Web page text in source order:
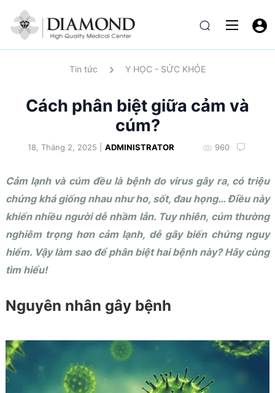
Tin tức Y HỌC - SỨC KHỎE
Cách phân biệt giữa cảm và
cúm?
18, Tháng 2, 2025 | ADMINISTRATOR 960
Cảm lạnh và cúm đều là bệnh do virus gây ra, có triệu
chứng khá giống nhau như ho, sốt, đau họng… Điều này
khiến nhiều người dễ nhầm lẫn. Tuy nhiên, cúm thường
nghiêm trọng hơn cảm lạnh, dễ gây biến chứng nguy
hiểm. Vậy làm sao để phân biệt hai bệnh này? Hãy cùng
tìm hiểu!
Nguyên nhân gây bệnh